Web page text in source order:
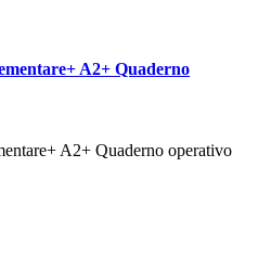
A2+ Quaderno
A2+ Quaderno operativo